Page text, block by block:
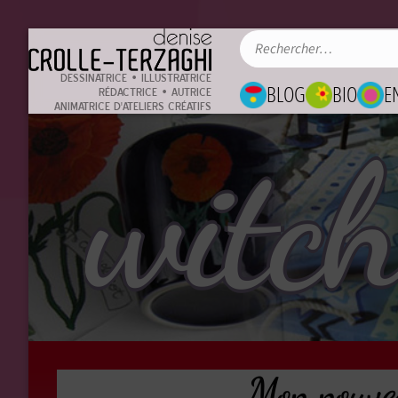
DESSINATRICE • ILLUSTRATRICE
RÉDACTRICE • AUTRICE
ANIMATRICE D'ATELIERS CRÉATIFS
BLOG BIO